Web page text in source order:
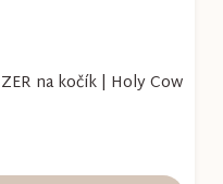
na kočík | Holy Cow